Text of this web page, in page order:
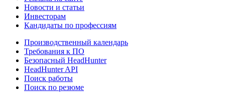
Новости и статьи
Инвесторам
Кандидаты по профессиям
Производственный календарь
Требования к ПО
Безопасный HeadHunter
HeadHunter API
Поиск работы
Поиск по резюме